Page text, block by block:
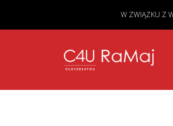
W ZWIĄZKU Z